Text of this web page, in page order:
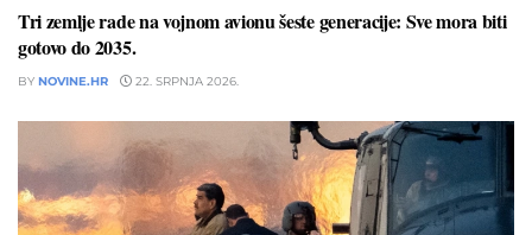
Tri zemlje rade na vojnom avionu šeste generacije: Sve mora biti
gotovo do 2035.
BY NOVINE.HR 22. SRPNJA 2026.